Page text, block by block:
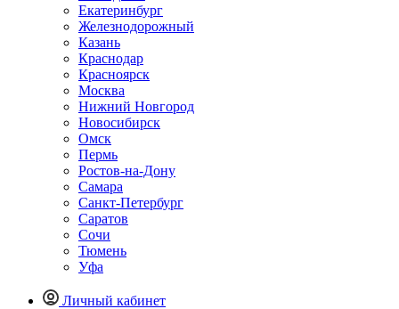
Екатеринбург
Железнодорожный
Казань
Краснодар
Красноярск
Москва
Нижний Новгород
Новосибирск
Омск
Пермь
Ростов-на-Дону
Самара
Санкт-Петербург
Саратов
Сочи
Тюмень
Уфа
Личный кабинет